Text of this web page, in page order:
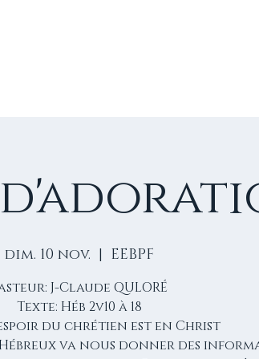
dim. 10 nov.
  |
EEBPF
J-Claude QULORÉ
Texte: Héb 2v10 à 18
du chrétien est en Christ
va nous donner des